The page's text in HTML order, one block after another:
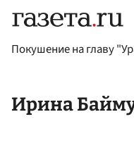
Покушение на главу
Ирина